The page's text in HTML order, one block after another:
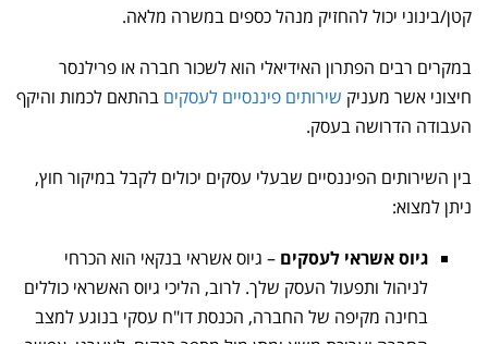
קטן/בינוני יכול להחזיק מנהל כספים במשרה מלאה.
במקרים רבים הפתרון האידיאלי הוא לשכור חברה או פרילנסר
חיצוני אשר מעניק שירותים פיננסיים לעסקים בהתאם לכמות והיקף
העבודה הדרושה בעסק.
בין השירותים הפיננסיים שבעלי עסקים יכולים לקבל במיקור חוץ,
ניתן למצוא:
גיוס אשראי לעסקים – גיוס אשראי בנקאי הוא הכרחי
לניהול ותפעול העסק שלך. לרוב, הליכי גיוס האשראי כוללים
בחינה מקיפה של החברה, הכנסת דו"ח עסקי בנוגע למצב